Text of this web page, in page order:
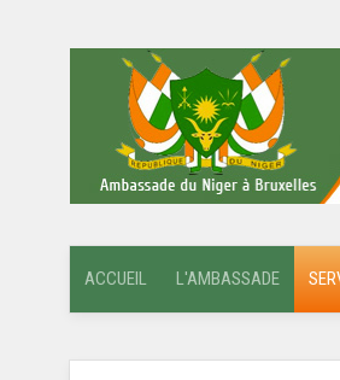
ACCUEIL L'AMBASSADE